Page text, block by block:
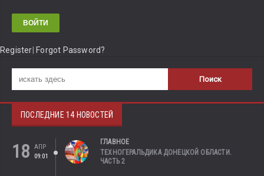
Register Forgot Password?
ПОСЛЕДНИЕ 14 НОВОСТЕЙ
18
АПР
09:01
ГЛАВНОЕ
ТЕХНОГЕРАЛЬДИКА ДОНЕЦКОЙ ОБЛАСТИ.
ЧАСТЬ 2